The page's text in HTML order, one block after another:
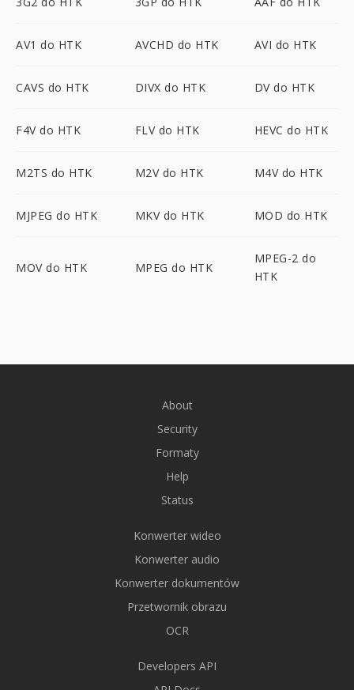
AV1 do HTK AVCHD do HTK AVI do HTK
CAVS do HTK DIVX do HTK DV do HTK
F4V do HTK FLV do HTK HEVC do HTK
M2TS do HTK M2V do HTK M4V do HTK
MJPEG do HTK MKV do HTK MOD do HTK
MOV do HTK MPEG do HTK
MPEG-2 do
HTK
About
Security
Formaty
Help
Status
Konwerter wideo
Konwerter audio
Konwerter dokumentów
Przetwornik obrazu
OCR
Developers API